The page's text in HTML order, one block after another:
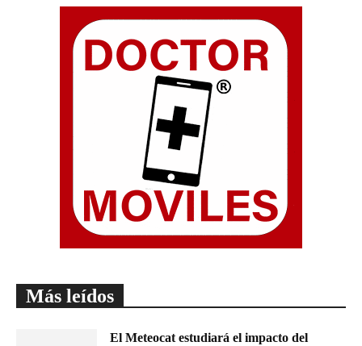
Más leídos
El Meteocat estudiará el impacto del